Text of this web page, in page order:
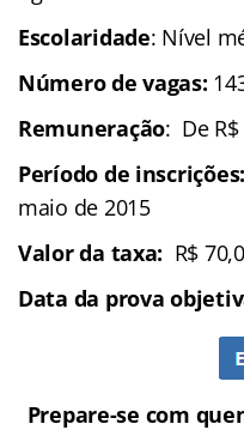
Escolaridade: Nível
Número de vagas:
Remuneração: De R$
Período de inscrições:
maio de 2015
Valor da taxa: R$
Data da prova
Prepare-se com